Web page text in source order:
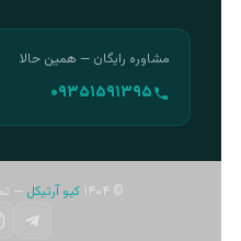
مشاوره رایگان — همین حالا
۰۹۳۵۱۵۹۱۳۹۵
© ۱۴۰۴ کیو آرتیکل —